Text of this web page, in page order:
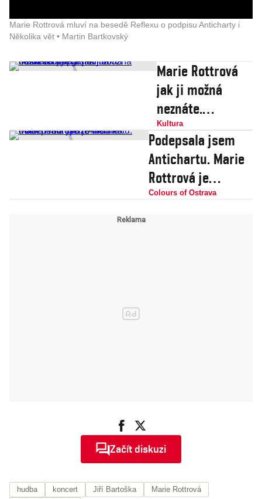
Marie Rottrová mluví na besedě Reflexu o podpisu Anticharty i
Několika vět • Martin Bartkovský
Marie Rottrová
jak ji možná
neznáte.
Elegantní dáma
českého popu
slaví 80.
narozeniny
Kultura
Podepsala jsem
Antichartu. Marie
Rottrová je
hrdinka důležitého
Colours of Ostrava
Začít diskuzi
hudba koncert Jiří Bartoška
Marie Rottrová